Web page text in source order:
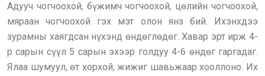
Адууч чогчоохой, бүжимч чогчоохой, цөлийн чогчоохой,
мяраан чогчоохой гэх мэт олон янз бий. Ихэнхдээ
зурамны хаягдсан нүхэнд өндөглөдөг. Хавар эрт ирж 4-
р сарын сүүл 5 сарын эхээр голдуу 4-6 өндөг гаргадаг.
Ялаа шумуул, өт хорхой, жижиг шавьжаар хооллоно. Их